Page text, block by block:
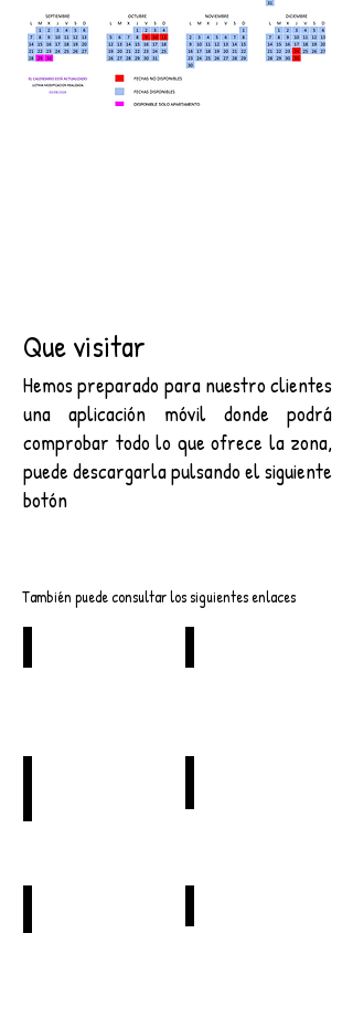
Que visitar
Hemos preparado para nuestro clientes
una aplicación móvil donde podrá
comprobar todo lo que ofrece la zona,
puede descargarla pulsando el siguiente
botón
También puede consultar los siguientes enlaces